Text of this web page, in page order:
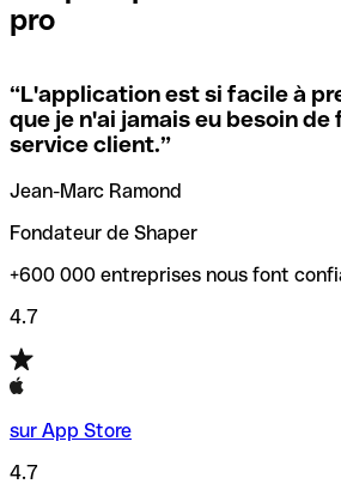
locales.
Si vous n'êtes pas sûr du code
utiliser, nous avons développé un
codes SWIFT par nom de banque.
vérification/recherche de codes
trouver et vérifier vos codes SWIFT
transferts d’argent.
pro
“L'application est si facile à
que je n'ai jamais eu besoin de
service client.”
Jean-Marc Ramond
Fondateur de Shaper
+600 000 entreprises nous font
4.7
sur App Store
4.7